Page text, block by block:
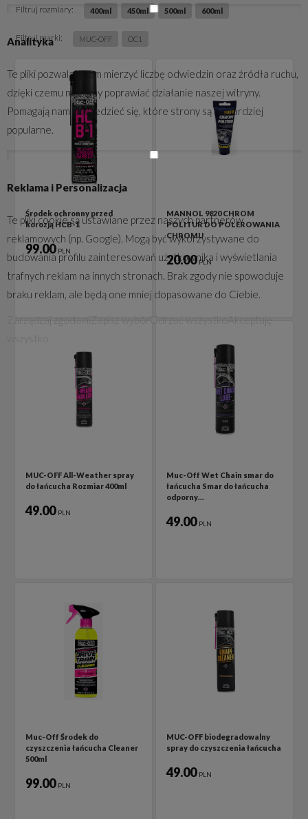
Filtruj rozmiary: 400ml 450ml 500ml 600ml
Filtruj marki: MUC-OFF OC1
Środek ochronny przed
korozją HCB-1
99.00 PLN
MANNOL 9820 CHROM
POLITUR DO POLEROWANIA
CHROMU
20.00PLN
MUC-OFF All-Weather spray
do łańcucha Rozmiar 400ml
49.00 PLN
Muc-Off Wet Chain smar do
łańcucha Smar do łańcucha
odporny…
49.00 PLN
Muc-Off Środek do
czyszczenia łańcucha Cleaner
500ml
99.00 PLN
MUC-OFF biodegradowalny
spray do czyszczenia łańcucha
49.00 PLN
Analityka
Te pliki pozwalają nam mierzyć liczbę odwiedzin oraz źródła ruchu,
dzięki czemu możemy poprawiać działanie naszej witryny.
Pomagają nam dowiedzieć się, które strony są najbardziej
popularne.
Reklama i Personalizacja
Te pliki cookie są ustawiane przez naszych partnerów
reklamowych (np. Google). Mogą być wykorzystywane do
budowania profilu zainteresowań użytkownika i wyświetlania
trafnych reklam na innych stronach. Brak zgody nie spowoduje
braku reklam, ale będą one mniej dopasowane do Ciebie.
Zarządzaj zgodami Odrzuć wszystko
Akceptuję